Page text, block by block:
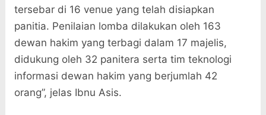
tersebar di 16 venue yang telah disiapkan
panitia. Penilaian lomba dilakukan oleh 163
dewan hakim yang terbagi dalam 17 majelis,
didukung oleh 32 panitera serta tim teknologi
informasi dewan hakim yang berjumlah 42
orang”, jelas Ibnu Asis.